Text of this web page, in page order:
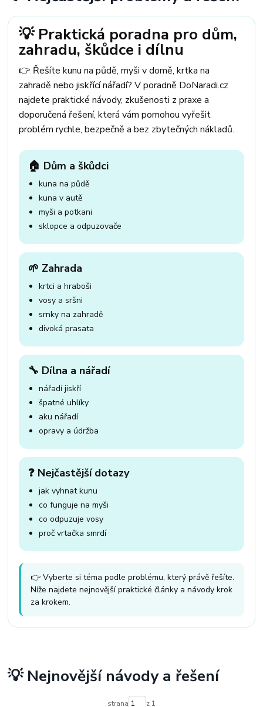
mravenci a mšice
uhlíky do nářadí
uhlíky do nařadí
uhlíky do vysavače
uhlíky do pračky uhlíky do
uhlíky parkside
uhlíky ferm uhlíky makita
uhlíkové kartáče
kde sehnat uhlíky
kde koupit uhlíky
💡 Praktická poradna pro dům,
zahradu, škůdce i dílnu
👉 Řešíte kunu na půdě, myši v domě, krtka na
zahradě nebo jiskřící nářadí? V poradně DoNaradi.cz
najdete praktické návody, zkušenosti z praxe a
doporučená řešení, která vám pomohou vyřešit
problém rychle, bezpečně a bez zbytečných nákladů.
🏠 Dům a škůdci
kuna na půdě
kuna v autě
myši a potkani
sklopce a odpuzovače
🌱 Zahrada
krtci a hraboši
vosy a sršni
srnky na zahradě
divoká prasata
🔧 Dílna a nářadí
nářadí jiskří
špatné uhlíky
aku nářadí
opravy a údržba
❓ Nejčastější dotazy
jak vyhnat kunu
co funguje na myši
co odpuzuje vosy
proč vrtačka smrdí
👉 Vyberte si téma podle problému, který právě řešíte.
Níže najdete nejnovější praktické články a návody krok
za krokem.
💡 Nejnovější návody a řešení
strana z 1